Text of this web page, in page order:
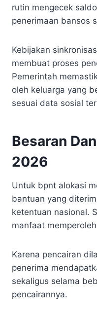
rutin mengecek
penerimaan bansos
Kebijakan
membuat proses
Pemerintah
oleh keluarga yang
sesuai data sosial
Besaran
2026
Untuk bpnt alokasi
bantuan yang
ketentuan nasional.
manfaat
Karena pencairan
penerima
sekaligus selama
pencairannya.